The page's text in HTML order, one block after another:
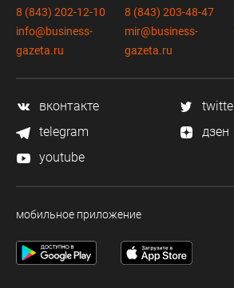
8 (843) 202-12-10
info@business-
gazeta.ru
8 (843) 203-48-47
mir@business-
gazeta.ru
вконтакте
telegram
дзен
youtube
мобильное приложение